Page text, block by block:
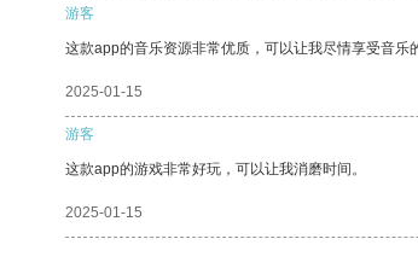
游客
这款app的音乐资源非常优质，可以让我尽情享受音乐
2025-01-15
游客
这款app的游戏非常好玩，可以让我消磨时间。
2025-01-15